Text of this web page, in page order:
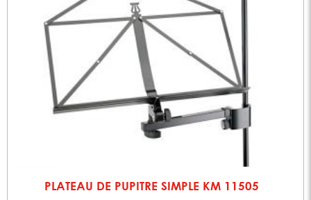
PLATEAU DE PUPITRE SIMPLE KM 11505